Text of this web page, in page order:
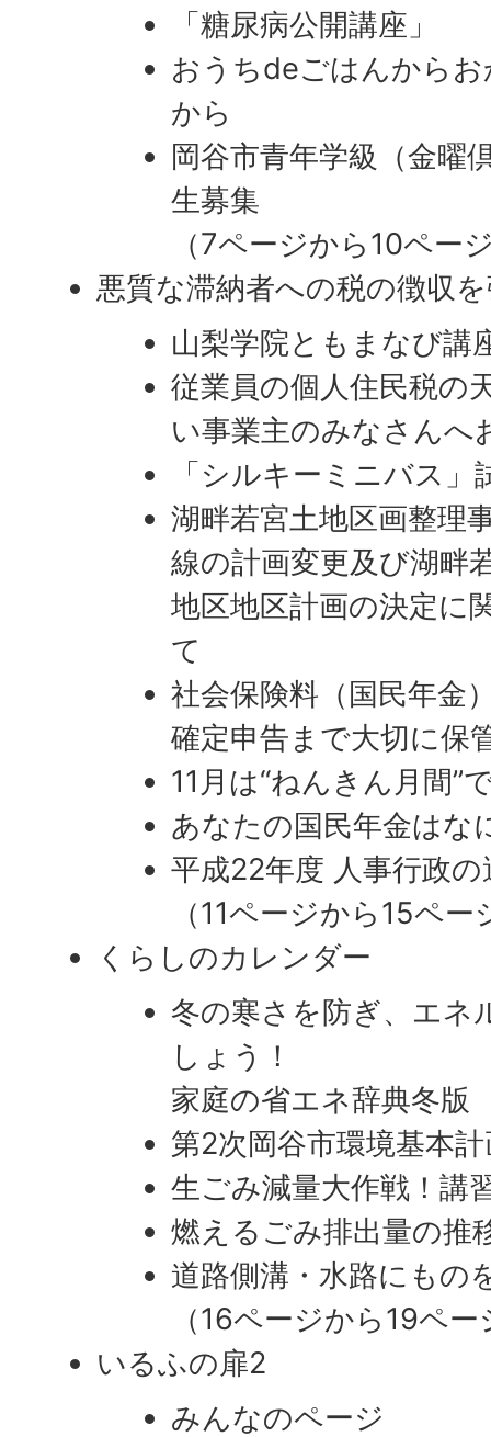
「糖尿病公開講座」
おうちdeごはんから
から
岡谷市青年学級（金曜
生募集
（7ページから10ペー
悪質な滞納者への税の徴収
山梨学院ともまなび講
従業員の個人住民税の
い事業主のみなさんへ
「シルキーミニバス」
湖畔若宮土地区画整理
線の計画変更及び湖畔
地区地区計画の決定に
て
社会保険料（国民年金
確定申告まで大切に保
11月は“ねんきん月間”
あなたの国民年金はな
平成22年度 人事行政
（11ページから15ペー
くらしのカレンダー
冬の寒さを防ぎ、エネ
しょう！
家庭の省エネ辞典冬版
第2次岡谷市環境基本
生ごみ減量大作戦！講
燃えるごみ排出量の推
道路側溝・水路にもの
（16ページから19ペー
いるふの扉2
みんなのページ